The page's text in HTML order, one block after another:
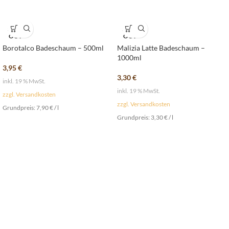
SOLD
OUT
Borotalco Badeschaum – 500ml
3,95€
inkl. 19 % MwSt.
zzgl. Versandkosten
Grundpreis: 7,90€/l
SOLD
OUT
Malizia Latte Badeschaum –
1000ml
3,30€
inkl. 19 % MwSt.
zzgl. Versandkosten
Grundpreis: 3,30€/l